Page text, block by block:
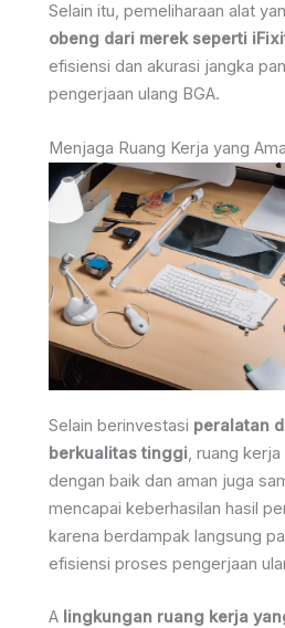
Selain itu, pemeliharaan alat
obeng dari merek seperti
efisiensi dan akurasi jangka
pengerjaan ulang BGA.
Menjaga Ruang Kerja yang
Selain berinvestasi peralatan
berkualitas tinggi , ruang
dengan baik dan aman juga
mencapai keberhasilan hasil
karena berdampak langsung
efisiensi proses pengerjaan
A lingkungan ruang kerja